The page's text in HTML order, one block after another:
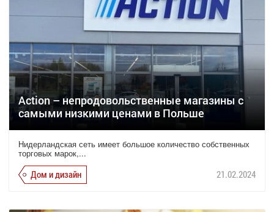
Action – непродовольственные магазины с
самыми низкими ценами в Польше
Нидерландская сеть имеет большое количество собственных
торговых марок,...
Дом и дизайн 21.02.2024